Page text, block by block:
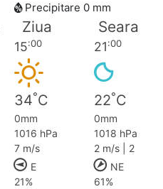
Precipitare 0 mm
Ziua Seara
15:00 21:00
34°C 22°C
0mm
0mm
1016 hPa
1018 hPa
7 m/s
2 m/s | 2
E
NE
21% 61%